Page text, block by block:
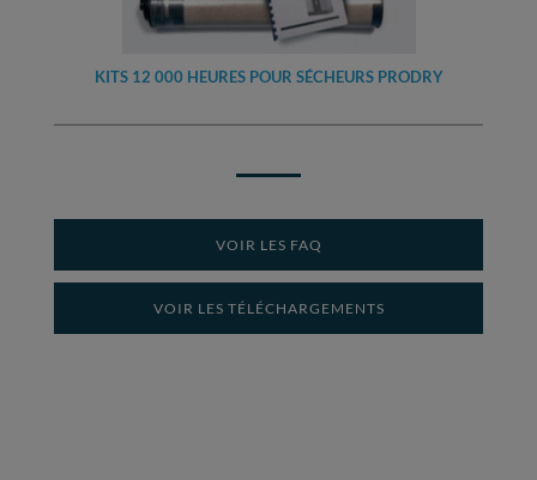
KITS 12 000 HEURES POUR SÉCHEURS PRODRY
VOIR LES FAQ
VOIR LES TÉLÉCHARGEMENTS